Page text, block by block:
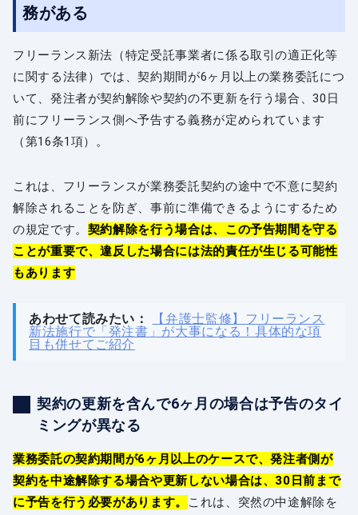
務がある
フリーランス新法（特定受託事業者に係る取引の適正化等
に関する法律）では、契約期間が6ヶ月以上の業務委託につ
いて、発注者が契約解除や契約の不更新を行う場合、30日
前にフリーランス側へ予告する義務が定められています
（第16条1項）。
これは、フリーランスが業務委託契約の途中で不意に契約
解除されることを防ぎ、事前に準備できるようにするため
の規定です。 契約解除を行う場合は、この予告期間を守る
ことが重要で、違反した場合には法的責任が生じる可能性
もあります
あわせて読みたい：
【弁護士監修】フリーランス
新法施行で「発注書」が大事になる！具体的な項
目も併せてご紹介
契約の更新を含んで6ヶ月の場合は予告のタイ
ミングが異なる
業務委託の契約期間が6ヶ月以上のケースで、発注者側が
契約を中途解除する場合や更新しない場合は、30日前まで
に予告を行う必要があります。
これは、突然の中途解除を